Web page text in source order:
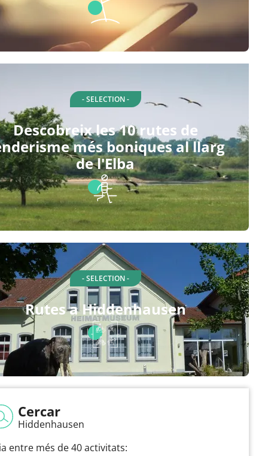
- SELECTION -
Descobreix les 10 rutes de
més boniques al llarg
de l'Elba
- SELECTION -
Rutes a Hiddenhausen
Cercar
Hiddenhausen
entre més de 40 activitats: